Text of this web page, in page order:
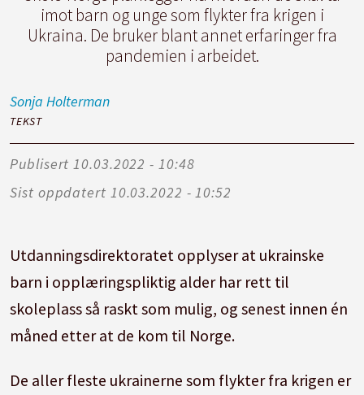
imot barn og unge som flykter fra krigen i
Ukraina. De bruker blant annet erfaringer fra
pandemien i arbeidet.
Sonja Holterman
TEKST
Publisert
10.03.2022 - 10:48
Sist oppdatert
10.03.2022 - 10:52
Utdanningsdirektoratet opplyser at ukrainske
barn i opplæringspliktig alder har rett til
skoleplass så raskt som mulig, og senest innen én
måned etter at de kom til Norge.
De aller fleste ukrainerne som flykter fra krigen er